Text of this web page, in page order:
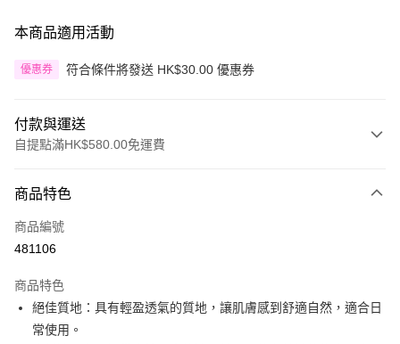
本商品適用活動
優惠券 符合條件將發送 HK$30.00 優惠券
付款與運送
自提點滿HK$580.00免運費
信用卡
Apple Pay
AlipayHK
PayMe
商品特色
商品編號
481106
商品特色
絕佳質地：具有輕盈透氣的質地，讓肌膚感到舒適自然，適合日
常使用。